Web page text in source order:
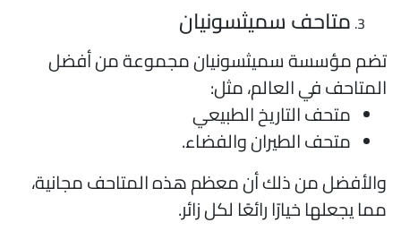
متاحف سميثسونيان
مؤسسة سميثسونيان مجموعة من أفضل
في العالم، مثل:
متحف التاريخ الطبيعي
متحف الطيران والفضاء.
من ذلك أن معظم هذه المتاحف مجانية،
يجعلها خيارًا رائعًا لكل زائر.